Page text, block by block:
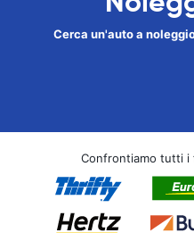
Cerca un'auto a
Confrontiamo tutti